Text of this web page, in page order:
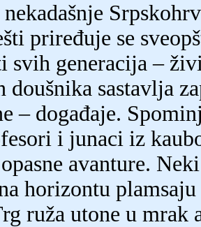
priređuje se
svih generacija –
doušnika sastavlja
– događaje.
i junaci iz
avanture.
horizontu
ruža utone u mrak